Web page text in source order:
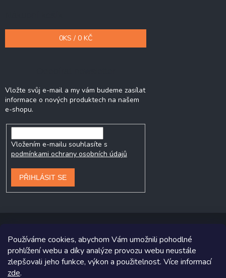
Používáme cookies, abychom Vám umožnili pohodlné
prohlížení webu a díky analýze provozu webu neustále
zlepšovali jeho funkce, výkon a použitelnost. Více informací
zde.
0KS / 0 KČ
Vložte svůj e-mail a my vám budeme zasílat
informace o nových produktech na našem
e-shopu.
Vložením e-mailu souhlasíte s
podmínkami ochrany osobních údajů
PŘIHLÁSIT SE
Copyright 2026Prodej-pneumatik.cz. Všechna práva vyhrazena.
Grafický návrh vytvořil a na Shoptet implementoval